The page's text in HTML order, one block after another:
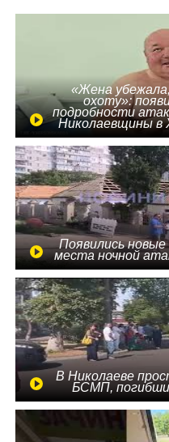
«Жена
охоту»:
подробности
Николаевщины в
Появились
места ночной
В Николаеве
БСМП,